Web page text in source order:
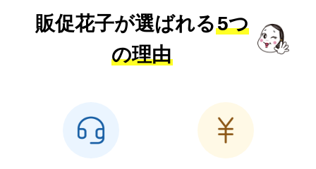
販促花子が選ばれる5つ
の理由